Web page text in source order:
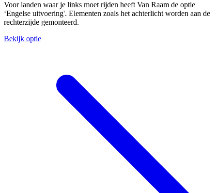
Voor landen waar je links moet rijden heeft Van Raam de optie
‘Engelse uitvoering'. Elementen zoals het achterlicht worden aan de
rechterzijde gemonteerd.
Bekijk optie